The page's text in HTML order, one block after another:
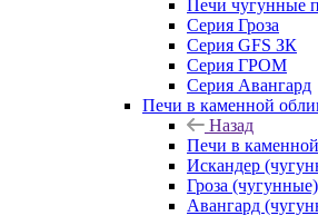
Печи чугунные
Серия Гроза
Серия GFS ЗК
Серия ГРОМ
Серия Авангард
Печи в каменной
Назад
Печи в
Искандер
Гроза
Авангард